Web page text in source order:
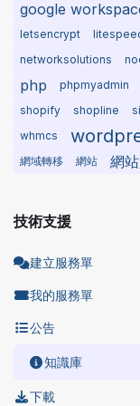
google
letsencrypt
networksolutions
php phpmyadmin
shopify
shopline
whmcs
網域轉移
網站 網
技術支援
建立服務單
我的服務單
公告
知識庫
下載